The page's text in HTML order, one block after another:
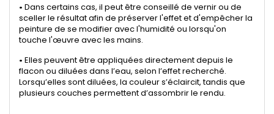
• Dans certains cas, il peut être conseillé de vernir ou de
sceller le résultat afin de préserver l'effet et d'empêcher la
peinture de se modifier avec l'humidité ou lorsqu'on
touche l'œuvre avec les mains.
• Elles peuvent être appliquées directement depuis le
flacon ou diluées dans l’eau, selon l’effet recherché.
Lorsqu’elles sont diluées, la couleur s’éclaircit, tandis que
plusieurs couches permettent d’assombrir le rendu.